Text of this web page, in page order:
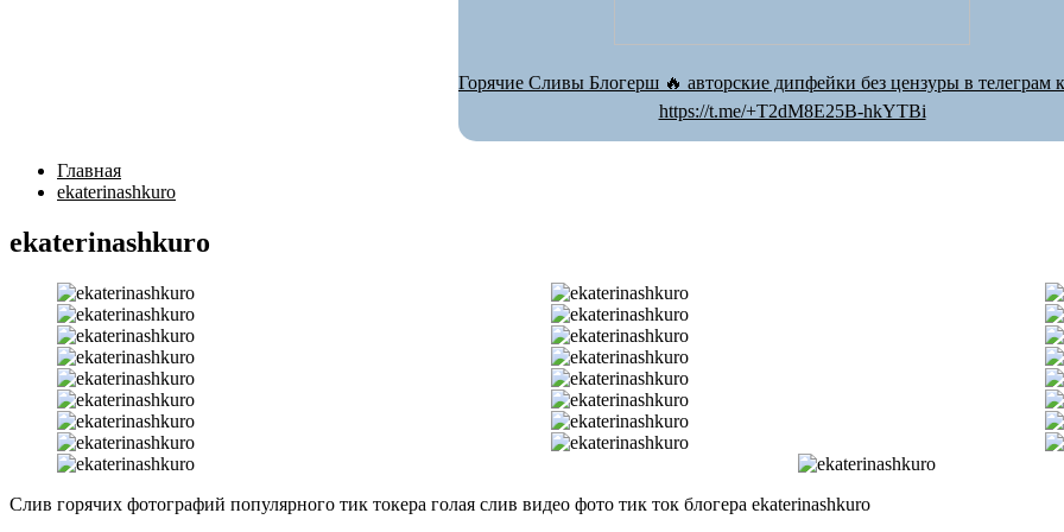
Горячие Сливы Блогерш 🔥 авторские дипфейки без цензуры в телеграм
https://t.me/+T2dM8E25B-hkYTBi
Главная
ekaterinashkuro
ekaterinashkuro
Слив горячих фотографий популярного тик токера голая слив видео фото тик ток блогера ekaterinashkuro